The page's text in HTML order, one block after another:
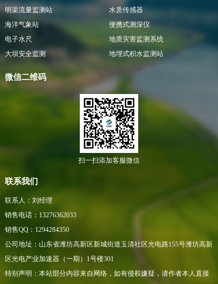
明渠流量监测站
水质传感器
海洋气象站
便携式测深仪
电子水尺
地质灾害监测系统
大坝安全监测
地埋式积水监测站
微信二维码
扫一扫添加客服微信
联系我们
联系人：刘经理
销售电话：13276362033
销售QQ：1294284350
公司地址：山东省潍坊高新区新城街道玉清社区光电路155号潍坊高新
区光电产业加速器（一期）1号楼301
特别声明：本站部分内容来自网络，如有侵权嫌疑，请作者本人直接